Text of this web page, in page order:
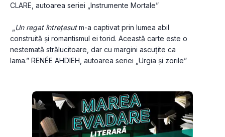
CLARE, autoarea seriei „Instrumente Mortale”
Un regat întrețesut m-a captivat prin lumea abil
construită și romantismul ei torid. Această carte este o
nestemată strălucitoare, dar cu margini ascuțite ca
lama.” RENÉE AHDIEH, autoarea seriei „Urgia și zorile”